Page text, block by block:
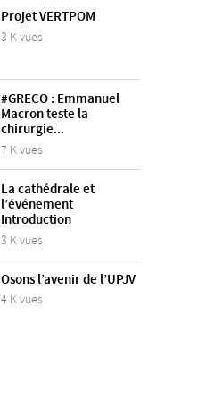
Projet VERTPOM
3 K vues
#GRECO : Emmanuel
Macron teste la
chirurgie...
7 K vues
La cathédrale et
l’événement
Introduction
3 K vues
Osons l’avenir de l’UPJV
4 K vues